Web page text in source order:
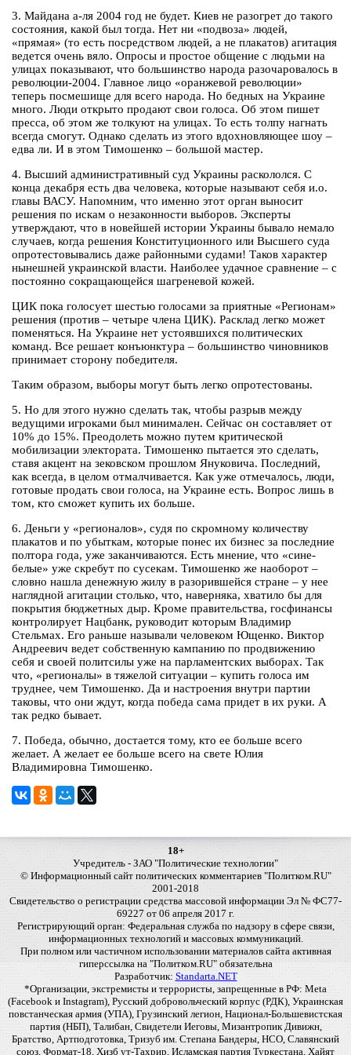
3. Майдана а-ля 2004 год не будет. Киев не разогрет до такого
состояния, какой был тогда. Нет ни «подвоза» людей,
«прямая» (то есть посредством людей, а не плакатов) агитация
ведется очень вяло. Опросы и простое общение с людьми на
улицах показывают, что большинство народа разочаровалось в
революции-2004. Главное лицо «оранжевой революции»
теперь посмешище для всего народа. Но бедных на Украине
много. Люди открыто продают свои голоса. Об этом пишет
пресса, об этом же толкуют на улицах. То есть толпу нагнать
всегда смогут. Однако сделать из этого вдохновляющее шоу –
едва ли. И в этом Тимошенко – большой мастер.
4. Высший административный суд Украины раскололся. С
конца декабря есть два человека, которые называют себя и.о.
главы ВАСУ. Напомним, что именно этот орган выносит
решения по искам о незаконности выборов. Эксперты
утверждают, что в новейшей истории Украины бывало немало
случаев, когда решения Конституционного или Высшего суда
опротестовывались даже районными судами! Таков характер
нынешней украинской власти. Наиболее удачное сравнение – с
постоянно сокращающейся шагреневой кожей.
ЦИК пока голосует шестью голосами за приятные «Регионам»
решения (против – четыре члена ЦИК). Расклад легко может
поменяться. На Украине нет устоявшихся политических
команд. Все решает конъюнктура – большинство чиновников
принимает сторону победителя.
Таким образом, выборы могут быть легко опротестованы.
5. Но для этого нужно сделать так, чтобы разрыв между
ведущими игроками был минимален. Сейчас он составляет от
10% до 15%. Преодолеть можно путем критической
мобилизации электората. Тимошенко пытается это сделать,
ставя акцент на зековском прошлом Януковича. Последний,
как всегда, в целом отмалчивается. Как уже отмечалось, люди,
готовые продать свои голоса, на Украине есть. Вопрос лишь в
том, кто сможет купить их больше.
6. Деньги у «регионалов», судя по скромному количеству
плакатов и по убыткам, которые понес их бизнес за последние
полтора года, уже заканчиваются. Есть мнение, что «сине-
белые» уже скребут по сусекам. Тимошенко же наоборот –
словно нашла денежную жилу в разорившейся стране – у нее
наглядной агитации столько, что, наверняка, хватило бы для
покрытия бюджетных дыр. Кроме правительства, госфинансы
контролирует Нацбанк, руководит которым Владимир
Стельмах. Его раньше называли человеком Ющенко. Виктор
Андреевич ведет собственную кампанию по продвижению
себя и своей политсилы уже на парламентских выборах. Так
что, «регионалы» в тяжелой ситуации – купить голоса им
труднее, чем Тимошенко. Да и настроения внутри партии
таковы, что они ждут, когда победа сама придет в их руки. А
так редко бывает.
7. Победа, обычно, достается тому, кто ее больше всего
желает. А желает ее больше всего на свете Юлия
Владимировна Тимошенко.
18+
Учредитель - ЗАО "Политические технологии"
© Информационный сайт политических комментариев "Политком.RU"
2001-2018
Свидетельство о регистрации средства массовой информации Эл № ФС77-
69227 от 06 апреля 2017 г.
Регистрирующий орган: Федеральная служба по надзору в сфере связи,
информационных технологий и массовых коммуникаций.
При полном или частичном использовании материалов сайта активная
гиперссылка на "Политком.RU" обязательна
Разработчик: Standarta.NET
*Организации, экстремисты и террористы, запрещенные в РФ: Meta
(Facebook и Instagram), Русский добровольческий корпус (РДК), Украинская
повстанческая армия (УПА), Грузинский легион, Национал-Большевистская
партия (НБП), Талибан, Свидетели Иеговы, Мизантропик Дивижн,
Братство, Артподготовка, Тризуб им. Степана Бандеры, НСО, Славянский
союз, Формат-18, Хизб ут-Тахрир, Исламская партия Туркестана, Хайят